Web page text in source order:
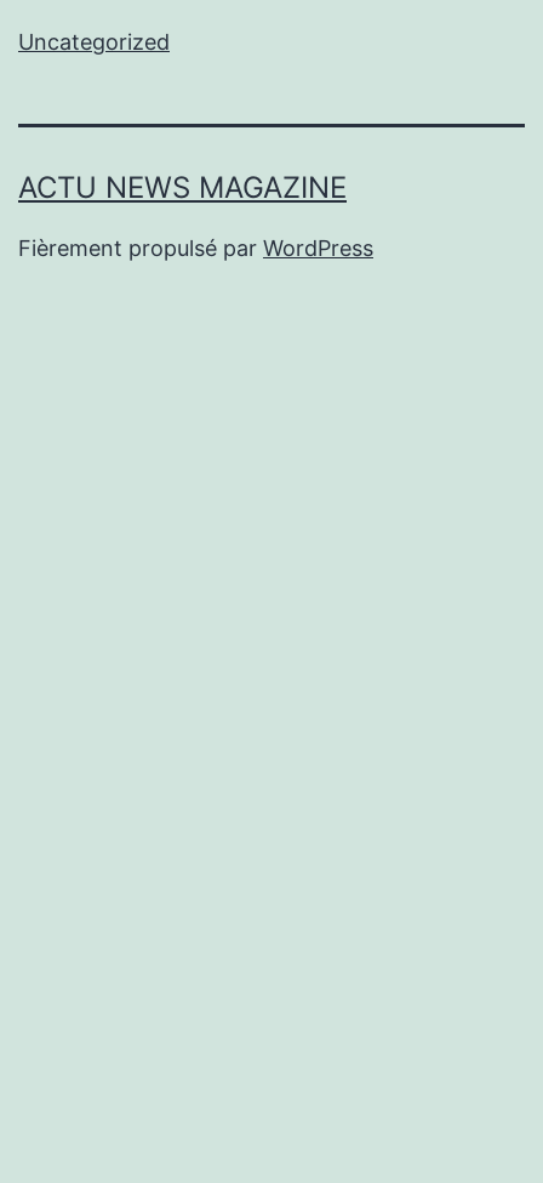
Uncategorized
ACTU NEWS MAGAZINE
Fièrement propulsé par WordPress